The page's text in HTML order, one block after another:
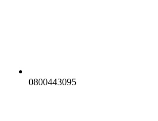
0800443095